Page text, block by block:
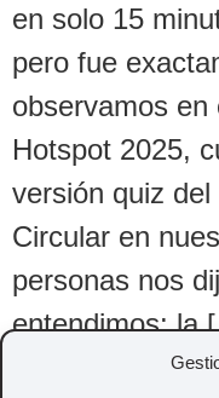
en solo 15
pero fue
observamos
Hotspot 2025,
versión quiz
Circular en
personas nos
entendimos: la